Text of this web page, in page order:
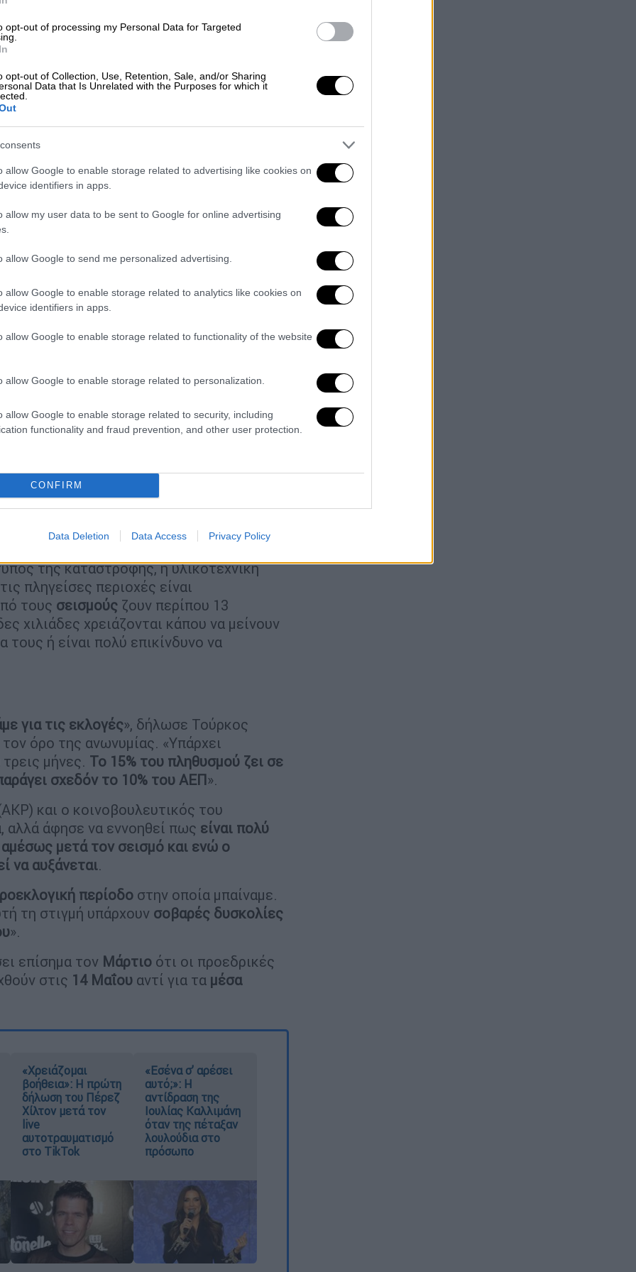
opt-out of processing my Personal Data for Targeted
opt-out of Collection, Use, Retention, Sale, and/or Sharing
Data that Is Unrelated with the Purposes for which it
allow Google to enable storage related to advertising like cookies on
identifiers in apps.
allow my user data to be sent to Google for online advertising
allow Google to send me personalized advertising.
allow Google to enable storage related to analytics like cookies on
identifiers in apps.
allow Google to enable storage related to functionality of the website
allow Google to enable storage related to personalization.
allow Google to enable storage related to security, including
functionality and fraud prevention, and other user protection.
CONFIRM
Data Deletion Data Access Privacy Policy
κάλπες σε10 σεισμόπληκτες επαρχίες
απλό εγχείρημα. Αυτή τη στιγμή η
τοκυβερνών κόμμακυριαρχεί εκλογικά
των ψηφοφόρων αυτών
λόγουςγια να προσπαθήσει να
εκλογές
συνθήκες τείνουν να ψηφίζουν υπέρ
αυτών που κατηγορούν την τουρκική
κανονισμών .
οι ψήφοι στις σεισμόπληκτες
έκτακτης ανάγκης.
συνταγματική εκτροπή, ωστόσο κάτι
του Ερντογάν
λίρας. Είναι τώρα αντιμέτωπος με
της κυβέρνησής του στον φονικότερο
της καταστροφής, η υλικοτεχνική
πληγείσες περιοχές είναι
τους σεισμούς ζουν περίπου 13
χιλιάδες χρειάζονται κάπου να μείνουν
ή είναι πολύ επικίνδυνο να
για τις εκλογές», δήλωσε Τούρκος
όρο της ανωνυμίας. «Υπάρχει
μήνες. Το 15% του πληθυσμού ζει σε
σχεδόν το 10% του ΑΕΠ».
και ο κοινοβουλευτικός του
αλλά άφησε να εννοηθεί πως είναι πολύ
μετά τον σεισμό και ενώ ο
να αυξάνεται.
περίοδο στην οποία μπαίναμε.
τη στιγμή υπάρχουν σοβαρές δυσκολίες
».
επίσημα τον Μάρτιο ότι οι προεδρικές
στις 14 Μαΐου αντί για τα μέσα
«Χρειάζομαι
βοήθεια»: Η πρώτη
δήλωση του Πέρεζ
Χίλτον μετά τον
live
αυτοτραυματισμό
στο TikTok
«Εσένα σ’ αρέσει
αυτό;»: Η
αντίδραση της
Ιουλίας Καλλιμάνη
όταν της πέταξαν
λουλούδια στο
πρόσωπο